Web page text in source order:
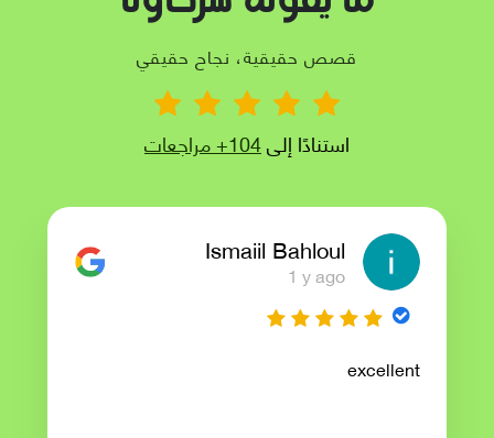
قصص حقيقية، نجاح حقيقي
استنادًا إلى104+ مراجعات
Ismaiil Bahloul
1 y ago
excellent